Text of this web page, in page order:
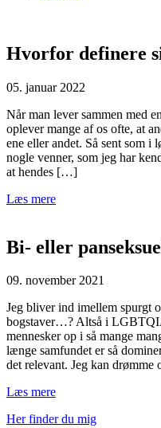
Hvorfor definere
05. januar 2022
Når man lever sammen med
oplever mange af os ofte, at
ene eller andet. Så sent som i
nogle venner, som jeg har
at hendes […]
Læs mere
Bi- eller
09. november 2021
Jeg bliver ind imellem spurgt
bogstaver…? Altså i
mennesker op i så mange
længe samfundet er så
det relevant. Jeg kan
Læs mere
Her finder du mig